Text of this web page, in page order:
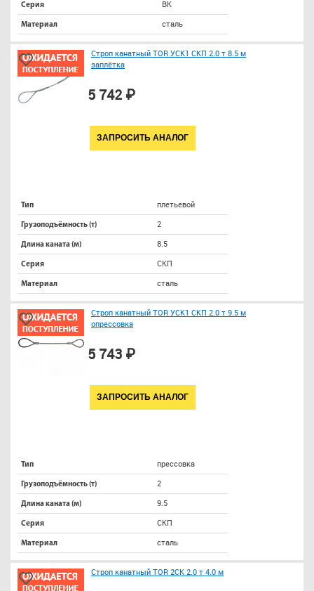
Серия ВК
Материал сталь
Строп канатный TOR УСК1 СКП 2.0 т 8.5 м
заплётка
5 742 ₽
ЗАПРОСИТЬ АНАЛОГ
Тип плетьевой
Грузоподъёмность (т) 2
Длина каната (м) 8.5
Серия СКП
Материал сталь
Строп канатный TOR УСК1 СКП 2.0 т 9.5 м
опрессовка
5 743 ₽
ЗАПРОСИТЬ АНАЛОГ
Тип прессовка
Грузоподъёмность (т) 2
Длина каната (м) 9.5
Серия СКП
Материал сталь
Строп канатный TOR 2СК 2.0 т 4.0 м